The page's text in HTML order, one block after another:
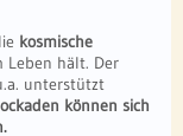
kosmische
Leben hält. Der
unterstützt
können sich